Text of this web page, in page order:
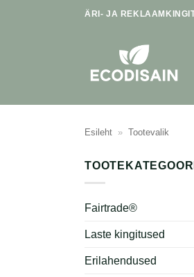
ÄRI- JA
Esileht » Tootevalik
Fairtrade®
Laste kingitused
Erilahendused